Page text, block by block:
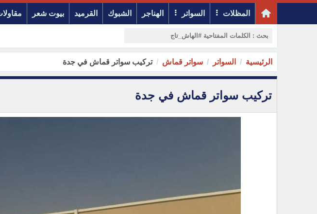
المظلات السواتر الهناجر الشبوك القرميد بيوت شعر
الرئيسية السواتر سواتر قماش تركيب سواتر قماش في جدة
تركيب سواتر قماش في جدة